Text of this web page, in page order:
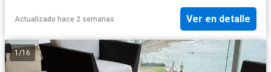
Actualizado hace 2 semanas Ver en detalle
1 /16